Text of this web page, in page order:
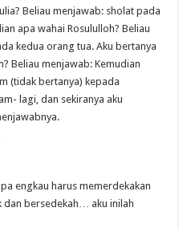
Beliau menjawab: sholat pada
apa wahai Rosululloh? Beliau
kedua orang tua. Aku bertanya
Beliau menjawab: Kemudian
(tidak bertanya) kepada
lagi, dan sekiranya aku
engkau harus memerdekakan
dan bersedekah… aku inilah